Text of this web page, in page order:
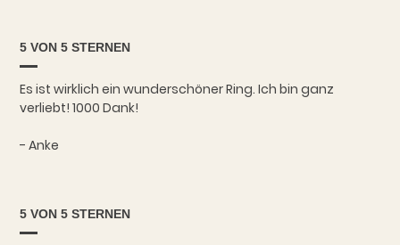
5 VON 5 STERNEN
Es ist wirklich ein wunderschöner Ring. Ich bin ganz
verliebt! 1000 Dank!
- Anke
5 VON 5 STERNEN